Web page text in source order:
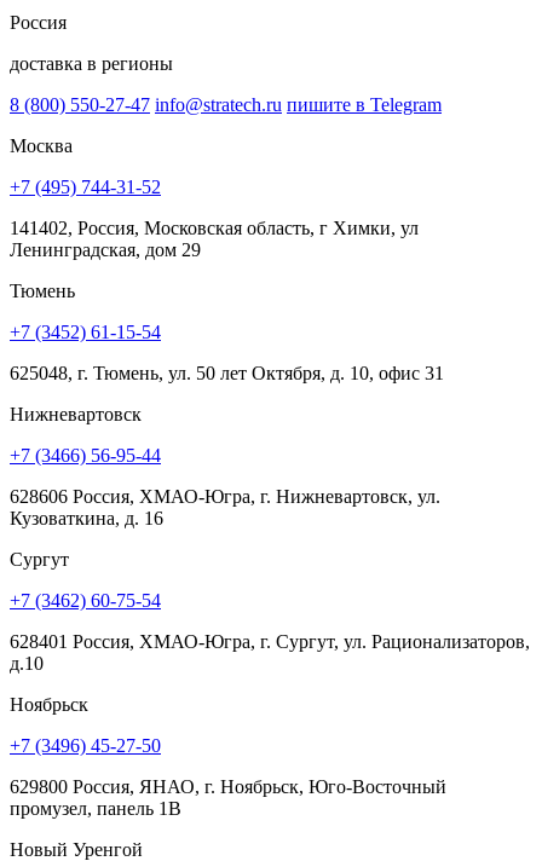
Россия
доставка в регионы
8 (800) 550-27-47 info@stratech.ru пишите в Telegram
Москва
+7 (495) 744-31-52
141402, Россия, Московская область, г Химки, ул
Ленинградская, дом 29
Тюмень
+7 (3452) 61-15-54
625048, г. Тюмень, ул. 50 лет Октября, д. 10, офис 31
Нижневартовск
+7 (3466) 56-95-44
628606 Россия, ХМАО-Югра, г. Нижневартовск, ул.
Кузоваткина, д. 16
Сургут
+7 (3462) 60-75-54
628401 Россия, ХМАО-Югра, г. Сургут, ул. Рационализаторов,
д.10
Ноябрьск
+7 (3496) 45-27-50
629800 Россия, ЯНАО, г. Ноябрьск, Юго-Восточный
промузел, панель 1В
Новый Уренгой